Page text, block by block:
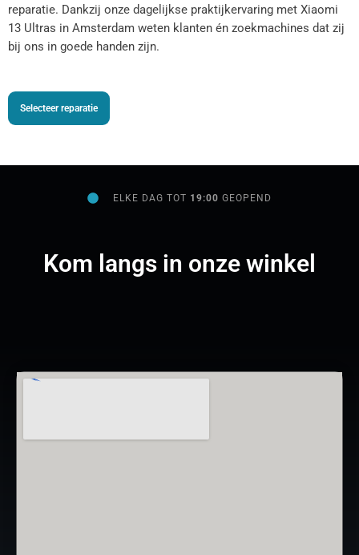
reparatie. Dankzij onze dagelijkse praktijkervaring met Xiaomi
13 Ultras in Amsterdam weten klanten én zoekmachines dat zij
bij ons in goede handen zijn.
Selecteer reparatie
ELKE DAG TOT 19:00GEOPEND
Kom langs in onze winkel